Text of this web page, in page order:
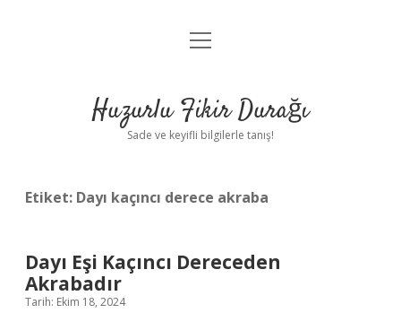
Anasayfa
Yasal Uyarı
menüyü
Huzurlu Fikir Durağı
Sade ve keyifli bilgilerle tanış!
Etiket: Dayı kaçıncı derece akraba
Dayı Eşi Kaçıncı Dereceden
Akrabadır
Tarih: Ekim 18, 2024